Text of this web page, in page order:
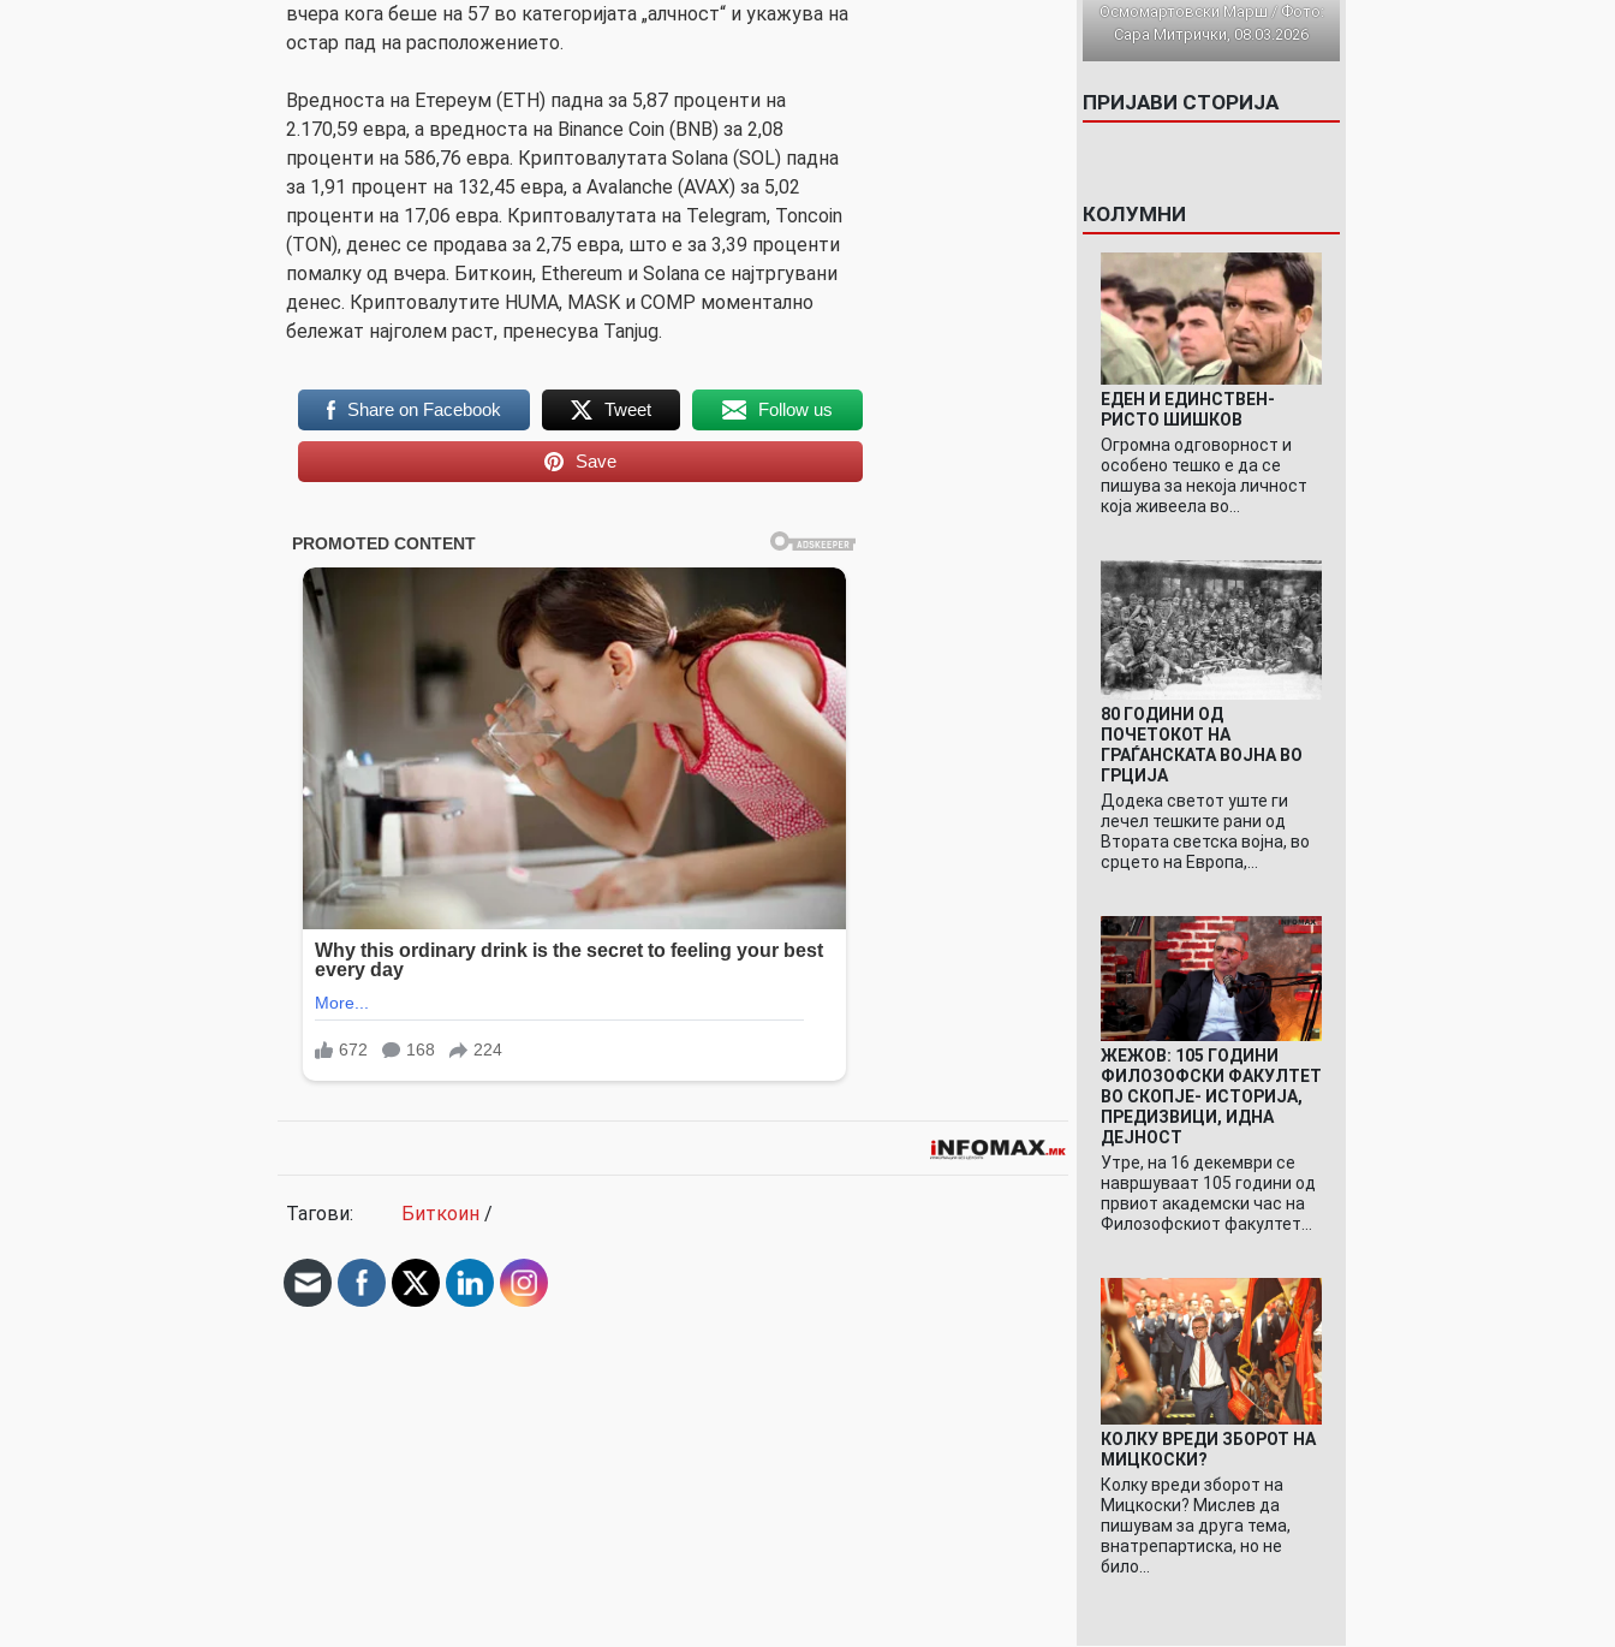
вчера кога беше на 57 во категоријата „алчност“ и укажува на
остар пад на расположението.
Вредноста на Етереум (ETH) падна за 5,87 проценти на
2.170,59 евра, а вредноста на Binance Coin (BNB) за 2,08
проценти на 586,76 евра. Криптовалутата Solana (SOL) падна
за 1,91 процент на 132,45 евра, а Avalanche (AVAX) за 5,02
проценти на 17,06 евра. Криптовалутата на Telegram, Toncoin
(TON), денес се продава за 2,75 евра, што е за 3,39 проценти
помалку од вчера. Биткоин, Ethereum и Solana се најтргувани
денес. Криптовалутите HUMA, MASK и COMP моментално
бележат најголем раст, пренесува Tanjug.
Share on Facebook Tweet Follow us
Save
Тагови: Биткоин /
Осмомартовски Марш / Фото:
Сара Митрички, 08.03.2026
ПРИЈАВИ СТОРИЈА
КОЛУМНИ
ЕДЕН И ЕДИНСТВЕН-
РИСТО ШИШКОВ
Огромна одговорност и
особено тешко е да се
пишува за некоја личност
која живеела во…
80 ГОДИНИ ОД
ПОЧЕТОКОТ НА
ГРАЃАНСКАТА ВОЈНА ВО
ГРЦИЈА
Додека светот уште ги
лечел тешките рани од
Втората светска војна, во
срцето на Европа,…
ЖЕЖОВ: 105 ГОДИНИ
ФИЛОЗОФСКИ ФАКУЛТЕТ
ВО СКОПЈЕ- ИСТОРИЈА,
ПРЕДИЗВИЦИ, ИДНА
ДЕЈНОСТ
Утре, на 16 декември се
навршуваат 105 години од
првиот академски час на
Филозофскиот факултет…
КОЛКУ ВРЕДИ ЗБОРОТ НА
МИЦКОСКИ?
Колку вреди зборот на
Мицкоски? Мислев да
пишувам за друга тема,
внатрепартиска, но не
било…